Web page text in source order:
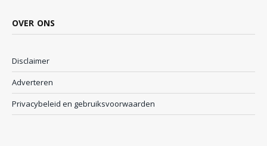
OVER ONS
Disclaimer
Adverteren
Privacybeleid en gebruiksvoorwaarden